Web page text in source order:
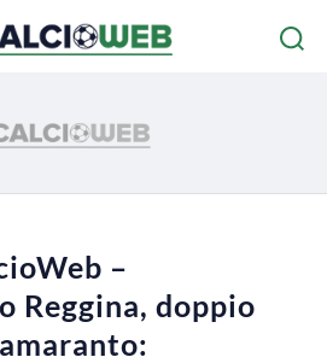
–
Reggina, doppio